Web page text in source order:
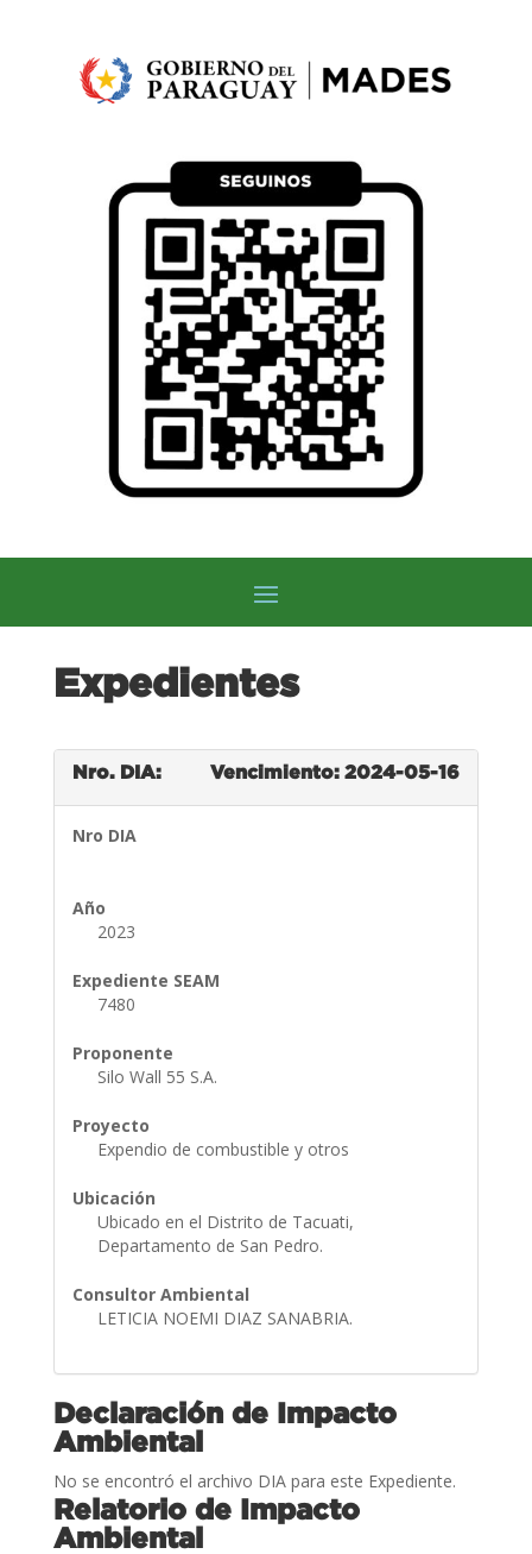
Expedientes
Nro. DIA: Vencimiento: 2024-05-16
Nro DIA
Año
2023
Expediente SEAM
7480
Proponente
Silo Wall 55 S.A.
Proyecto
Expendio de combustible y otros
Ubicación
Ubicado en el Distrito de Tacuati,
Departamento de San Pedro.
Consultor Ambiental
LETICIA NOEMI DIAZ SANABRIA.
Declaración de Impacto
Ambiental
No se encontró el archivo DIA para este Expediente.
Relatorio de Impacto
Ambiental